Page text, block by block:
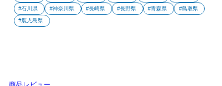
石川県 神奈川県 長崎県 長野県 青森県 鳥取県
鹿児島県